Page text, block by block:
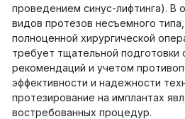
проведением синус-лифтинга). В
видов протезов несъемного
полноценной хирургической
требует тщательной
рекомендаций и учетом
эффективности и надежности
протезирование на имплантах
востребованных процедур.